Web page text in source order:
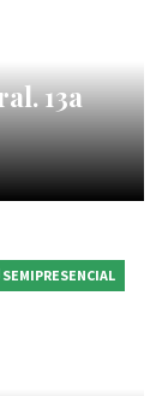
13a
SEMIPRESENCIAL